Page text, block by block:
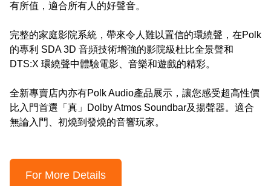
有所值，適合所有人的好聲音。
完整的家庭影院系統，帶來令人難以置信的環繞聲，在Polk
的專利 SDA 3D 音頻技術增強的影院級杜比全景聲和
DTS:X 環繞聲中體驗電影、音樂和遊戲的精彩。
全新專賣店內亦有Polk Audio產品展示，讓您感受超高性價
比入門首選「真」Dolby Atmos Soundbar及揚聲器。適合
無論入門、初燒到發燒的音響玩家。
For More Details